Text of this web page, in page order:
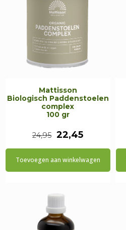
Mattisson
Biologisch Paddenstoelen
complex
100 gr
24,95 Oorspronkelijke
prijs
22,45Huidige
prijs
is:
Toevoegen aan winkelwagen